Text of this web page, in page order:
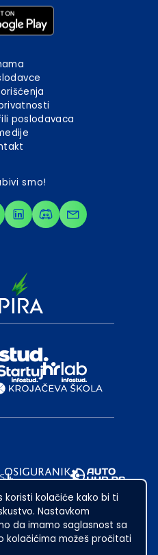
koristi kolačiće kako bi ti
Nastavkom
da imamo saglasnost sa
kolačićima možeš pročitati
poslodavaca
smo!